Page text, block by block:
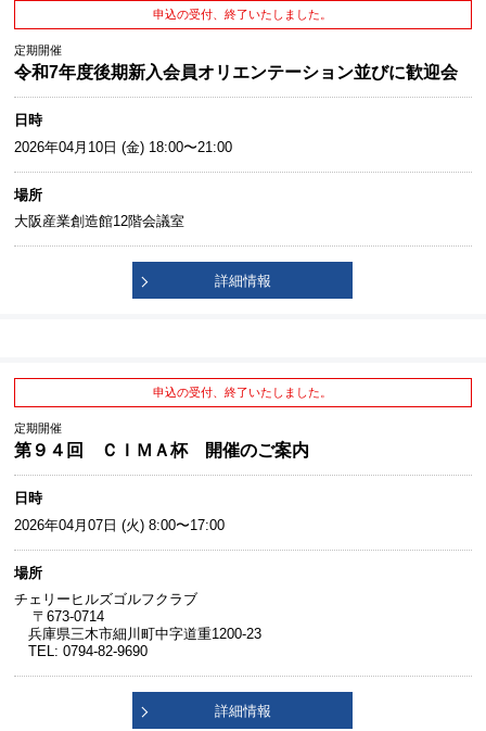
申込の受付、終了いたしました。
定期開催
令和7年度後期新入会員オリエンテーション並びに歓迎会
日時
2026年04月10日 (金) 18:00〜21:00
場所
大阪産業創造館12階会議室
詳細情報
申込の受付、終了いたしました。
定期開催
第９４回 ＣＩＭＡ杯 開催のご案内
日時
2026年04月07日 (火) 8:00〜17:00
場所
チェリーヒルズゴルフクラブ
〒673-0714
兵庫県三木市細川町中字道重1200-23
TEL: 0794-82-9690
詳細情報